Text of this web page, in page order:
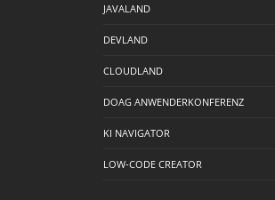
JAVALAND
DEVLAND
CLOUDLAND
DOAG ANWENDERKONFERENZ
KI NAVIGATOR
LOW-CODE CREATOR